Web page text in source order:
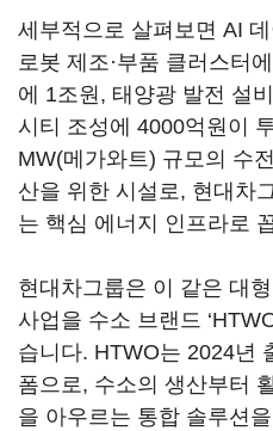
세부적으로 살펴보면 AI
로봇 제조·부품 클러스터
에 1조원, 태양광 발전 설
시티 조성에 4000억원이
MW(메가와트) 규모의 수
산을 위한 시설로, 현대차
는 핵심 에너지 인프라로
현대차그룹은 이 같은 대
사업을 수소 브랜드
습니다. HTWO는 2024년
폼으로, 수소의 생산부터
을 아우르는 통합 솔루션